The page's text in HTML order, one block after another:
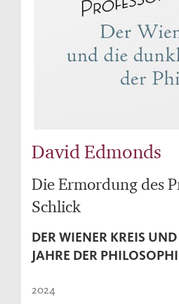
David Edmonds
Die Ermordung des
Schlick
DER WIENER KREIS
JAHRE DER
2024